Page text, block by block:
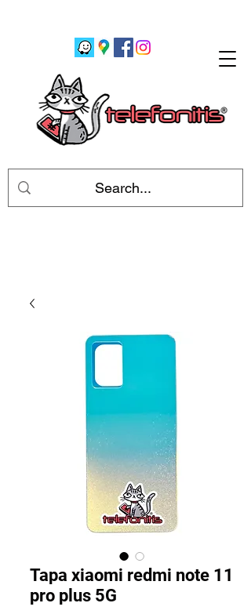
Tapa xiaomi redmi note 11
pro plus 5G